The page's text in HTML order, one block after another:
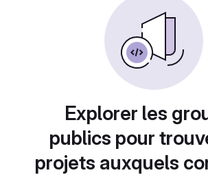
Explorer les
publics pour
projets auxquels